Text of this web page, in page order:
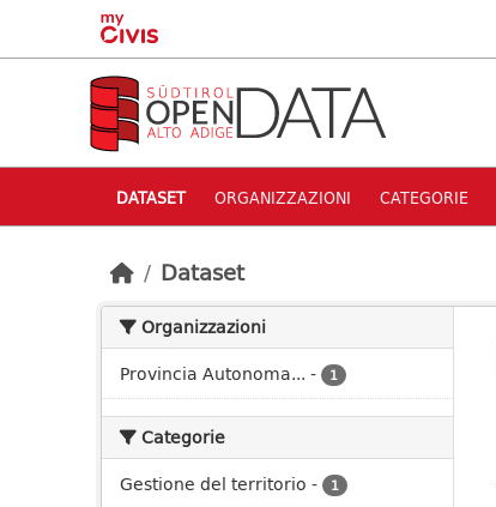
Skip to main content
DATASET ORGANIZZAZIONI CATEGORIE
Dataset
Organizzazioni
Provincia Autonoma... - 1
Categorie
Gestione del territorio - 1